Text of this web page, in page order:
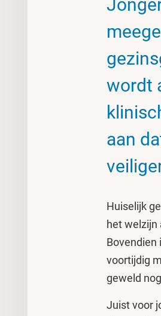
wordt
aan
Huiselijk
het welzijn
Bovendien
voortijdig
geweld
Juist voor